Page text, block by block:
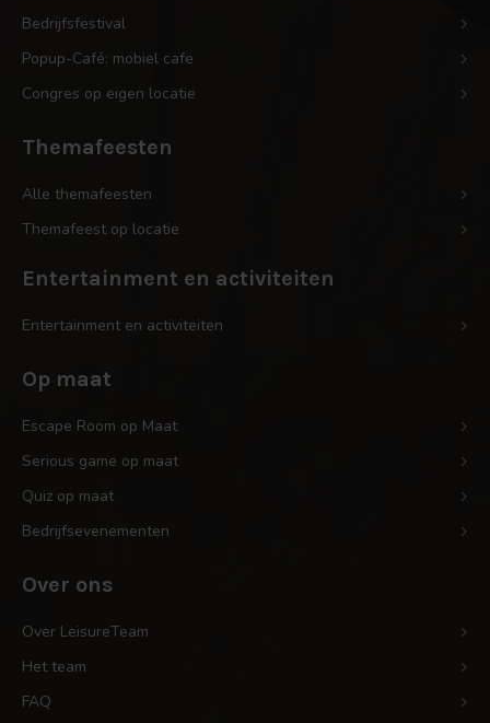
Bedrijfsfestival
Popup-Café: mobiel cafe
Congres op eigen locatie
Themafeesten
Alle themafeesten
Themafeest op locatie
Entertainment en activiteiten
Entertainment en activiteiten
Op maat
Escape Room op Maat
Serious game op maat
Quiz op maat
Bedrijfsevenementen
Over ons
Over LeisureTeam
Het team
FAQ